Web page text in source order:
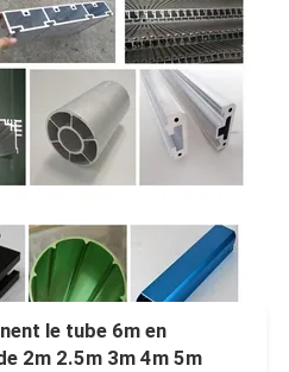
le tube 6m en
2m 2.5m 3m 4m 5m